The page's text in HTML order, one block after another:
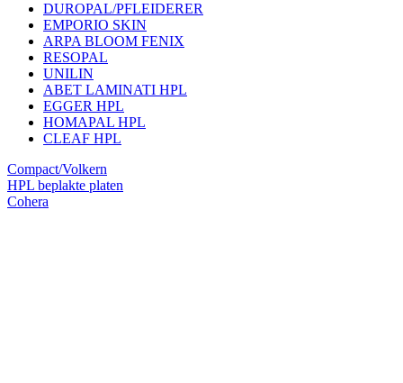
DUROPAL/PFLEIDERER
EMPORIO SKIN
ARPA BLOOM FENIX
RESOPAL
UNILIN
ABET LAMINATI HPL
EGGER HPL
HOMAPAL HPL
CLEAF HPL
Compact/Volkern
HPL beplakte platen
Cohera